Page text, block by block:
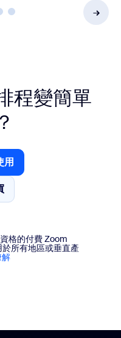
程變簡單
用
用
格的付費 Zoom
所有地區或垂直產
解